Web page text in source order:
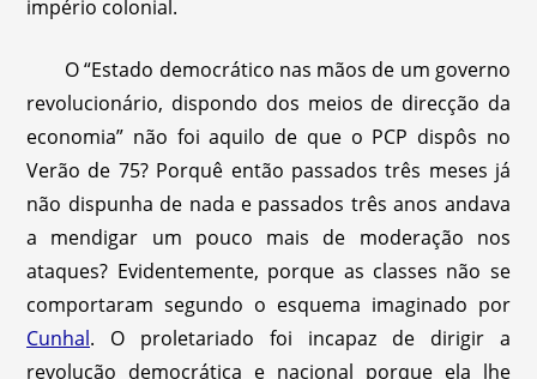
império colonial.
O “Estado democrático nas mãos de um governo
revolucionário, dispondo dos meios de direcção da
economia” não foi aquilo de que o PCP dispôs no
Verão de 75? Porquê então passados três meses já
não dispunha de nada e passados três anos andava
a mendigar um pouco mais de moderação nos
ataques? Evidente­mente, porque as classes não se
comportaram segundo o esquema imaginado por
Cunhal. O proletariado foi incapaz de dirigir a
revolução democrática e nacional porque ela lhe